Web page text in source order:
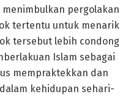
pergolakan
tertentu untuk menarik
tersebut lebih condong
Islam sebagai
mempraktekkan dan
kehidupan sehari-